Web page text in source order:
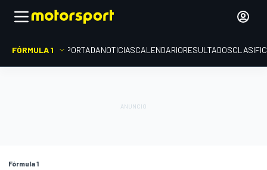
FÓRMULA 1 PORTADANOTICIASCALENDARIORESULTADOS
Fórmula 1